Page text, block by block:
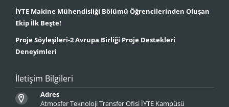
İYTE Makine Mühendisliği Bölümü Öğrencilerinden Oluşan
Ekip İlk Beşte!
Proje Söyleşileri-2 Avrupa Birliği Proje Destekleri
Deneyimleri
İletişim Bilgileri
Adres
Atmosfer Teknoloji Transfer Ofisi İYTE Kampüsü